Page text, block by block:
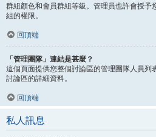
群組顏色和會員群組等級。管理員也許會授予
組的權限。
回頂端
「管理團隊」連結是甚麼？
這個頁面提供您整個討論區的管理團隊人員列
討論區的詳細資料。
回頂端
私人訊息